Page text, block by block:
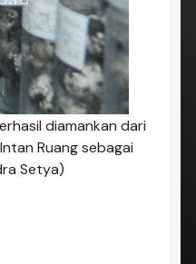
diamankan dari
Ruang sebagai
Setya)